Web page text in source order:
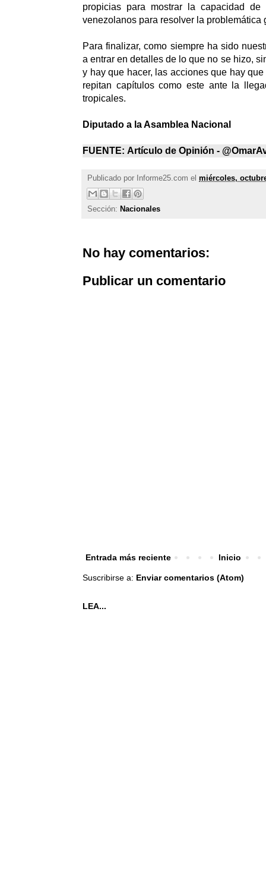
propicias para mostrar la capacidad de
venezolanos para resolver la problemática
Para finalizar, como siempre ha sido
a entrar en detalles de lo que no se hizo,
y hay que hacer, las acciones que hay
repitan capítulos como este ante la
tropicales.
Diputado a la Asamblea Nacional
FUENTE: Artículo de Opinión -
Publicado por Informe25.com el miércoles,
Sección: Nacionales
No hay comentarios:
Publicar un comentario
Entrada más reciente Inicio
Suscribirse a: Enviar comentarios (Atom)
LEA...